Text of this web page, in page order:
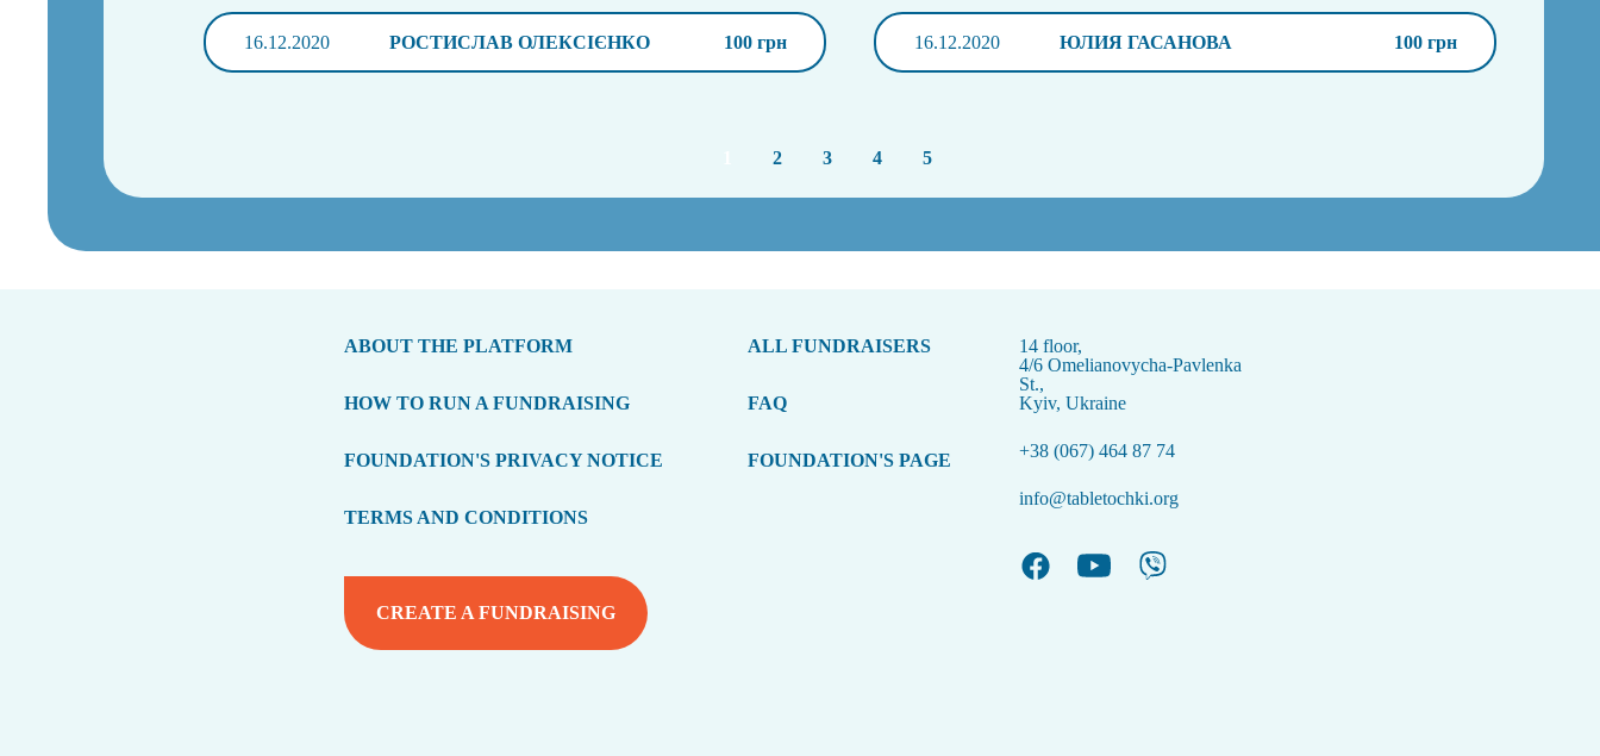
16.12.2020 РОСТИСЛАВ ОЛЕКСІЄНКО 100 грн 16.12.2020 ЮЛИЯ ГАСАНОВА 100 грн
2 3 4 5
ABOUT THE PLATFORM
HOW TO RUN A FUNDRAISING
FOUNDATION'S PRIVACY NOTICE
TERMS AND CONDITIONS
CREATE A FUNDRAISING
ALL FUNDRAISERS
FAQ
FOUNDATION'S PAGE
14 floor,
4/6 Omelianovycha-Pavlenka
St.,
Kyiv, Ukraine
+38 (067) 464 87 74
info@tabletochki.org